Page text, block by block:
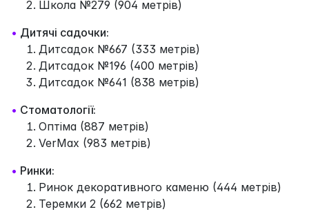
Школа №279 (904 метрів)
• Дитячі садочки:
Дитсадок №667 (333 метрів)
Дитсадок №196 (400 метрів)
Дитсадок №641 (838 метрів)
• Стоматології:
Оптіма (887 метрів)
VerMax (983 метрів)
• Ринки:
Ринок декоративного каменю (444 метрів)
Теремки 2 (662 метрів)